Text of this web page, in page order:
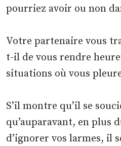
pourriez avoir ou non
Votre partenaire vous
t-il de vous rendre
situations où vous
S’il montre qu’il se
qu’auparavant, en plus
d’ignorer vos larmes, il